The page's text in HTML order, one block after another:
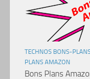
TECHNOS BONS-
PLANS AMAZON
Bons Plans